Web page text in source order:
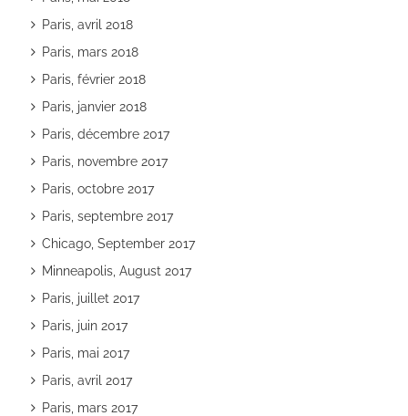
Paris, avril 2018
Paris, mars 2018
Paris, février 2018
Paris, janvier 2018
Paris, décembre 2017
Paris, novembre 2017
Paris, octobre 2017
Paris, septembre 2017
Chicago, September 2017
Minneapolis, August 2017
Paris, juillet 2017
Paris, juin 2017
Paris, mai 2017
Paris, avril 2017
Paris, mars 2017